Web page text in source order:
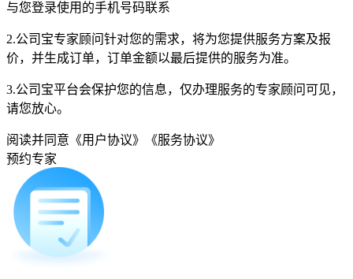
与您登录使用的手机号码联系
2.公司宝专家顾问针对您的需求，将为您提供服务方案及报
价，并生成订单，订单金额以最后提供的服务为准。
3.公司宝平台会保护您的信息，仅办理服务的专家顾问可见，
请您放心。
阅读并同意 《用户协议》
《服务协议》
预约专家